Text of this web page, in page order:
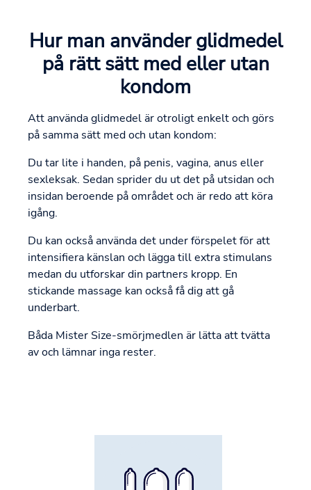
Hur man använder glidmedel
på rätt sätt med eller utan
kondom
Att använda glidmedel är otroligt enkelt och görs
på samma sätt med och utan kondom:
Du tar lite i handen, på penis, vagina, anus eller
sexleksak. Sedan sprider du ut det på utsidan och
insidan beroende på området och är redo att köra
igång.
Du kan också använda det under förspelet för att
intensifiera känslan och lägga till extra stimulans
medan du utforskar din partners kropp. En
stickande massage kan också få dig att gå
underbart.
Båda Mister Size-smörjmedlen är lätta att tvätta
av och lämnar inga rester.